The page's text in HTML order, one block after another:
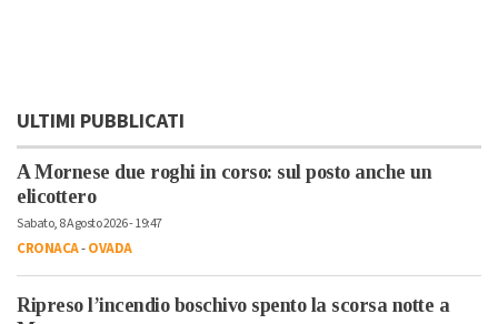
ULTIMI PUBBLICATI
A Mornese due roghi in corso: sul posto anche un
elicottero
Sabato, 8 Agosto 2026 - 19:47
CRONACA-OVADA
Ripreso l’incendio boschivo spento la scorsa notte a